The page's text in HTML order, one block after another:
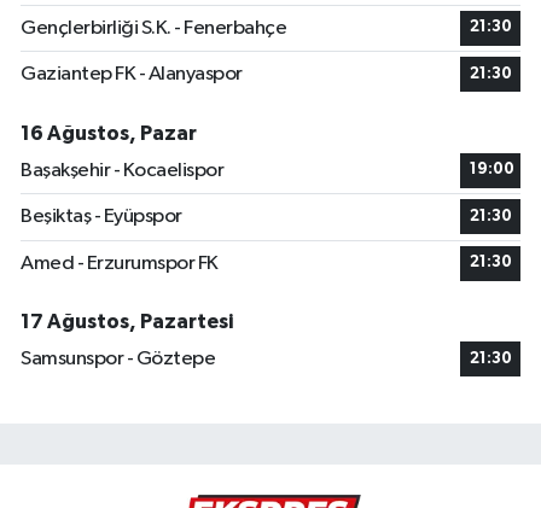
Gençlerbirliği S.K. - Fenerbahçe 21:30
Gaziantep FK - Alanyaspor 21:30
16 Ağustos, Pazar
Başakşehir - Kocaelispor
19:00
Beşiktaş - Eyüpspor 21:30
Amed - Erzurumspor FK 21:30
17 Ağustos, Pazartesi
Samsunspor - Göztepe
21:30